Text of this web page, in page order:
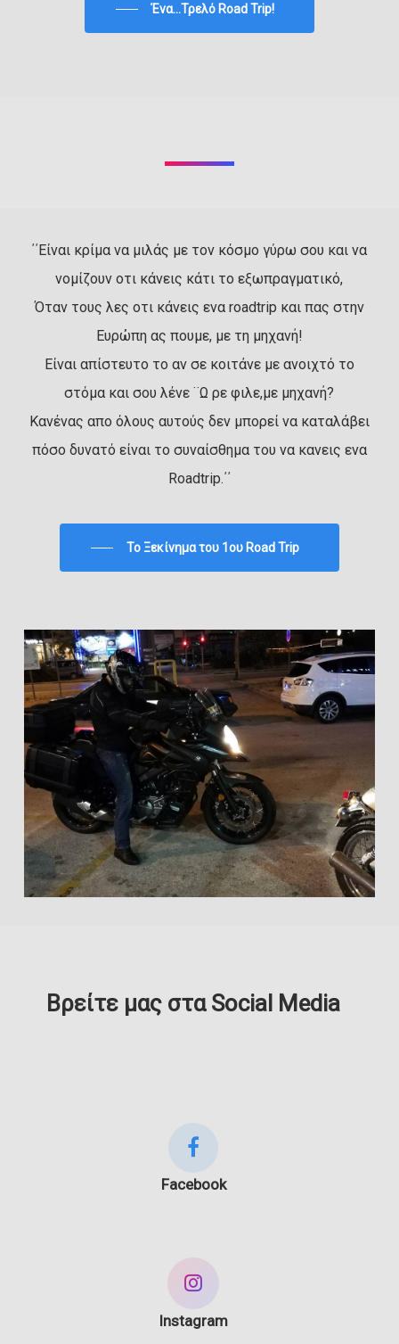
Ένα...Τρελό Road Trip!
΄΄Είναι κρίμα να μιλάς με τον κόσμο γύρω σου και να
νομίζουν οτι κάνεις κάτι το εξωπραγματικό,
Όταν τους λες οτι κάνεις ενα roadtrip και πας στην
Ευρώπη ας πουμε, με τη μηχανή!
Είναι απίστευτο το αν σε κοιτάνε με ανοιχτό το
στόμα και σου λένε ¨Ω ρε φιλε,με μηχανή?
Κανένας απο όλους αυτούς δεν μπορεί να καταλάβει
πόσο δυνατό είναι το συναίσθημα του να κανεις ενα
Roadtrip.΄΄
To Ξεκίνημα του 1ου Road Trip
Βρείτε μας στα Social Media
Facebook
Instagram